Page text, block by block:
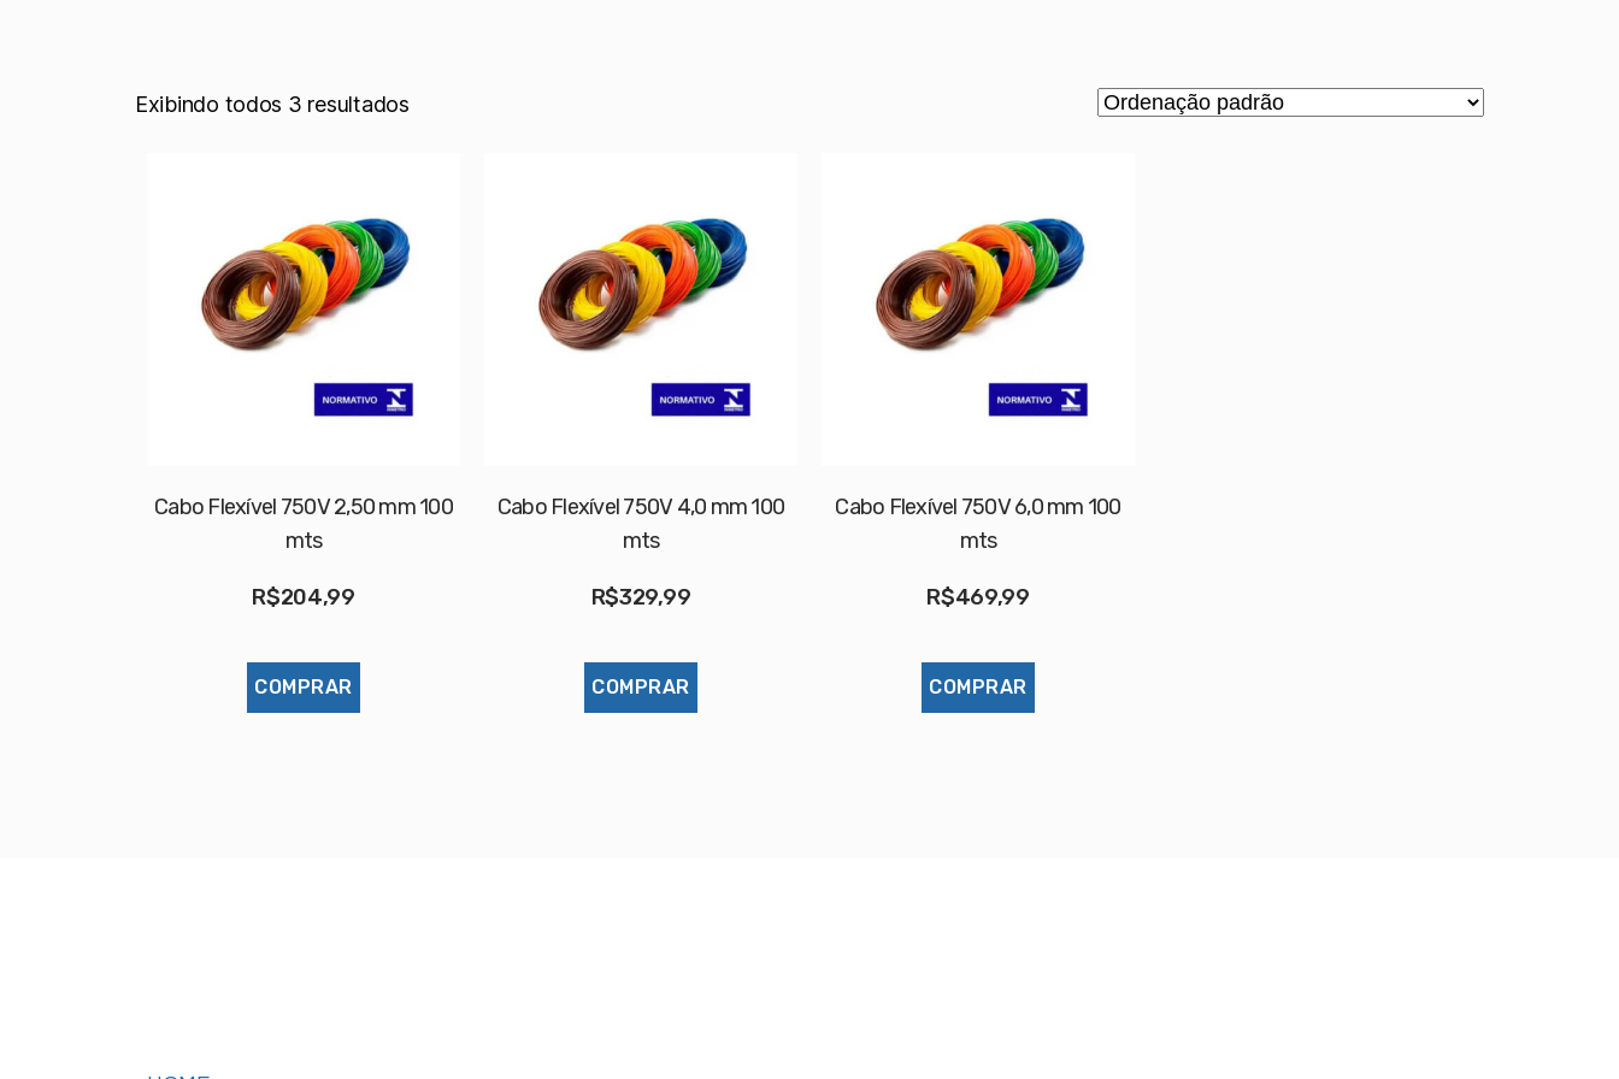
Exibindo todos 3 resultados
Cabo Flexível 750V 2,50 mm 100
mts
R$204,99
COMPRAR
Cabo Flexível 750V 4,0 mm 100
mts
R$329,99
COMPRAR
Cabo Flexível 750V 6,0 mm 100
mts
R$469,99
COMPRAR